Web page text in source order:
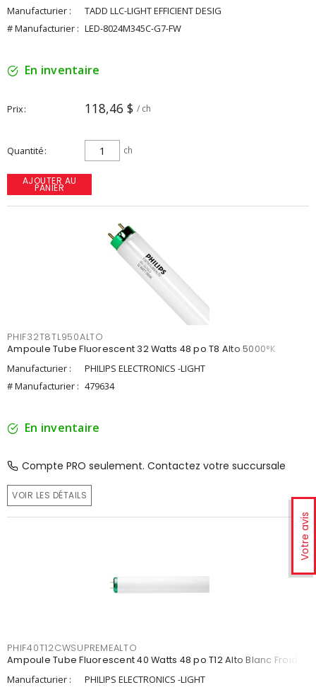
Votre avis
Manufacturier :
TADD LLC-LIGHT EFFICIENT DESIG
# Manufacturier : LED-8024M345C-G7-FW
En inventaire
Prix 118,46 $ / ch
Quantité ch
AJOUTER AU
PANIER
PHIF32T8TL950ALTO
Ampoule Tube Fluorescent 32 Watts 48 po T8 Alto 5000°K
Manufacturier :
PHILIPS ELECTRONICS -LIGHT
# Manufacturier : 479634
En inventaire
Compte PRO seulement. Contactez votre succursale
VOIR LES DÉTAILS
PHIF40T12CWSUPREMEALTO
Ampoule Tube Fluorescent 40 Watts 48 po T12 Alto Blanc Froid
Manufacturier :
PHILIPS ELECTRONICS -LIGHT